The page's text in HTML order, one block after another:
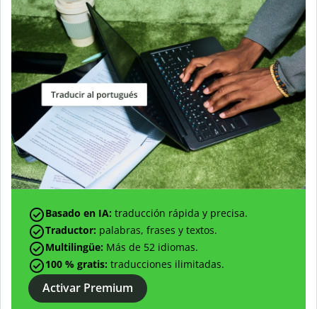
Basado en IA: traducción rápida y precisa.
Traductor: palabras, frases y textos.
Multilingüe: Más de 52 idiomas.
100 % gratis: traducciones ilimitadas.
Activar Premium